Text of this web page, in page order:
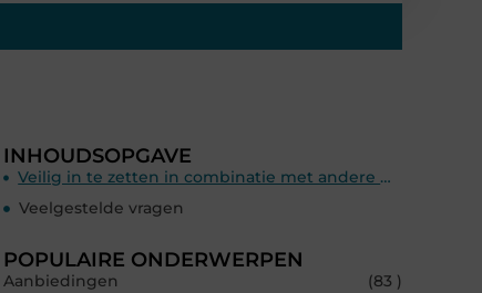
INHOUDSOPGAVE
Veilig in te zetten in combinatie met andere middelen
Veelgestelde vragen
POPULAIRE ONDERWERPEN
Aanbiedingen
(83 )